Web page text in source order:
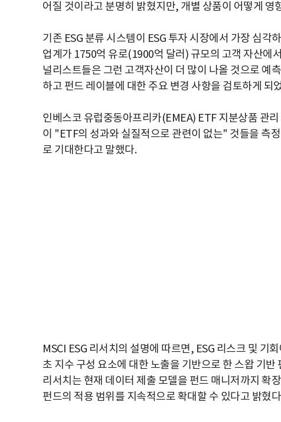
어질 것이라고 분명히 밝혔지만, 개별 상품이 어떻게 영
기존 ESG 분류 시스템이 ESG 투자 시장에서 가장 심
업계가 1750억 유로(1900억 달러) 규모의 고객 자산에
널리스트들은 그런 고객자산이 더 많이 나올 것으로 예
하고 펀드 레이블에 대한 주요 변경 사항을 검토하게 되
인베스코 유럽중동아프리카(EMEA) ETF 지분상품 관
이 "ETF의 성과와 실질적으로 관련이 없는" 것들을 측
로 기대한다고 말했다.
MSCI ESG 리서치의 설명에 따르면, ESG 리스크 및 기
초 지수 구성 요소에 대한 노출을 기반으로 한 스왑 기
리서치는 현재 데이터 제출 모델을 펀드 매니저까지 확
펀드의 적용 범위를 지속적으로 확대할 수 있다고 밝혔